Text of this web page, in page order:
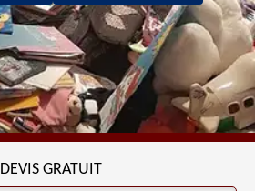
DEVIS GRATUIT